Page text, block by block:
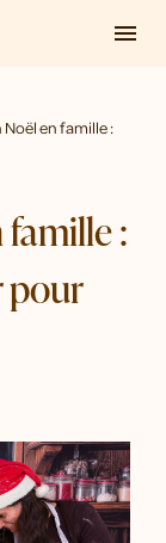
menu
Noël en famille :
famille :
pour